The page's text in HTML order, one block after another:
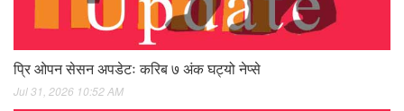
प्रि ओपन सेसन अपडेटः करिब ७ अंक घट्यो नेप्से
Jul 31, 2026 10:52 AM